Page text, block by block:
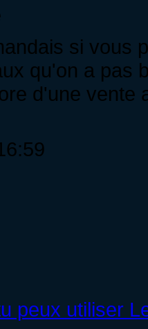
si vous
qu'on a pas
d'une vente
peux utiliser